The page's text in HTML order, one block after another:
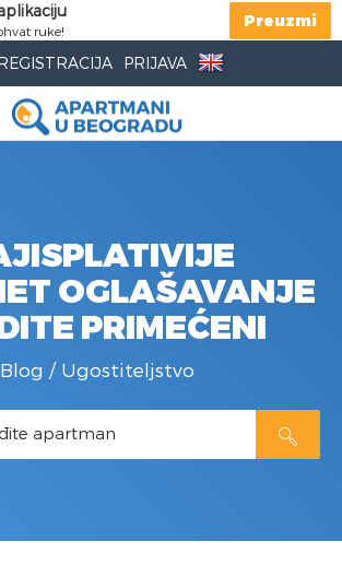
ruke!
Preuzmi
PRIJAVA
OGLAŠAVANJE
PRIMEĆENI
Blog / Ugostiteljstvo
apartman